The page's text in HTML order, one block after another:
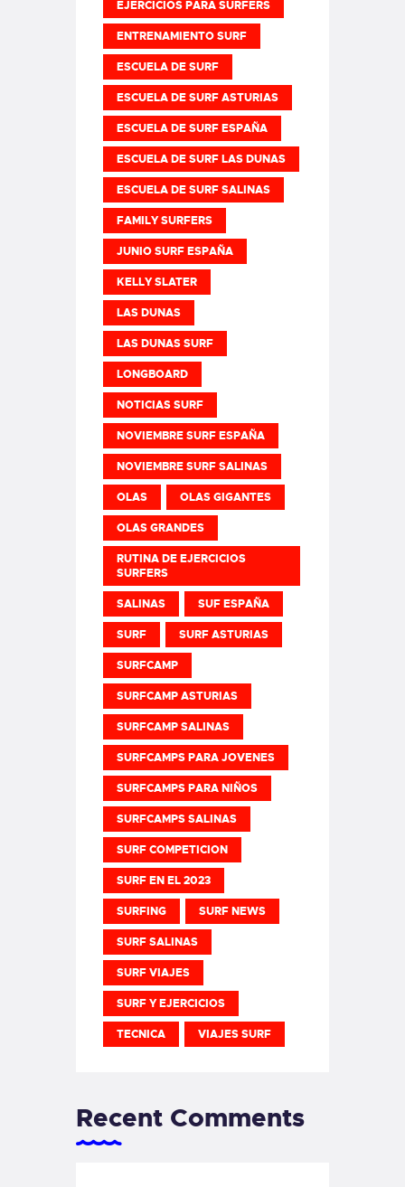
EJERCICIOS PARA SURFERS
ENTRENAMIENTO SURF
ESCUELA DE SURF
ESCUELA DE SURF ASTURIAS
ESCUELA DE SURF ESPAÑA
ESCUELA DE SURF LAS DUNAS
ESCUELA DE SURF SALINAS
FAMILY SURFERS
JUNIO SURF ESPAÑA
KELLY SLATER
LAS DUNAS
LAS DUNAS SURF
LONGBOARD
NOTICIAS SURF
NOVIEMBRE SURF ESPAÑA
NOVIEMBRE SURF SALINAS
OLAS OLAS GIGANTES
OLAS GRANDES
RUTINA DE EJERCICIOS
SURFERS
SALINAS SUF ESPAÑA
SURF SURF ASTURIAS
SURFCAMP
SURFCAMP ASTURIAS
SURFCAMP SALINAS
SURFCAMPS PARA JOVENES
SURFCAMPS PARA NIÑOS
SURFCAMPS SALINAS
SURF COMPETICION
SURF EN EL 2023
SURFING SURF NEWS
SURF SALINAS
SURF VIAJES
SURF Y EJERCICIOS
TECNICA VIAJES SURF
Recent Comments